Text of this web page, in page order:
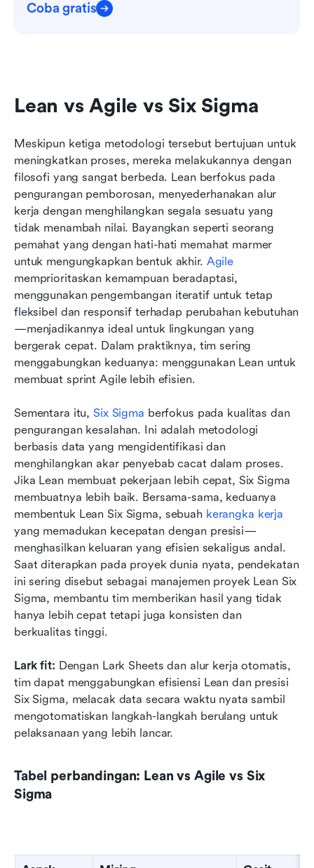
Coba gratis
Lean vs Agile vs Six Sigma
Meskipun ketiga metodologi tersebut bertujuan untuk
meningkatkan proses, mereka melakukannya dengan
filosofi yang sangat berbeda. Lean berfokus pada
pengurangan pemborosan, menyederhanakan alur
kerja dengan menghilangkan segala sesuatu yang
tidak menambah nilai. Bayangkan seperti seorang
pemahat yang dengan hati-hati memahat marmer
untuk mengungkapkan bentuk akhir. Agile
memprioritaskan kemampuan beradaptasi,
menggunakan pengembangan iteratif untuk tetap
fleksibel dan responsif terhadap perubahan kebutuhan
—menjadikannya ideal untuk lingkungan yang
bergerak cepat. Dalam praktiknya, tim sering
menggabungkan keduanya: menggunakan Lean untuk
membuat sprint Agile lebih efisien.
Sementara itu, Six Sigma berfokus pada kualitas dan
pengurangan kesalahan. Ini adalah metodologi
berbasis data yang mengidentifikasi dan
menghilangkan akar penyebab cacat dalam proses.
Jika Lean membuat pekerjaan lebih cepat, Six Sigma
membuatnya lebih baik. Bersama-sama, keduanya
membentuk Lean Six Sigma, sebuah kerangka kerja
yang memadukan kecepatan dengan presisi—
menghasilkan keluaran yang efisien sekaligus andal.
Saat diterapkan pada proyek dunia nyata, pendekatan
ini sering disebut sebagai manajemen proyek Lean Six
Sigma, membantu tim memberikan hasil yang tidak
hanya lebih cepat tetapi juga konsisten dan
berkualitas tinggi.
Lark fit: Dengan Lark Sheets dan alur kerja otomatis,
tim dapat menggabungkan efisiensi Lean dan presisi
Six Sigma, melacak data secara waktu nyata sambil
mengotomatiskan langkah-langkah berulang untuk
pelaksanaan yang lebih lancar.
Tabel perbandingan: Lean vs Agile vs Six
Sigma